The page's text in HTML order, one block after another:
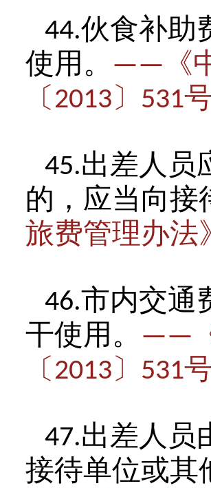
44.伙食补助
使用。
——
〔 2013 〕 531
45.出差人员
的，应当向接
旅费管理办法
46.市内交通
干使用。
——
〔 2013 〕 531
47.出差人员
接待单位或其